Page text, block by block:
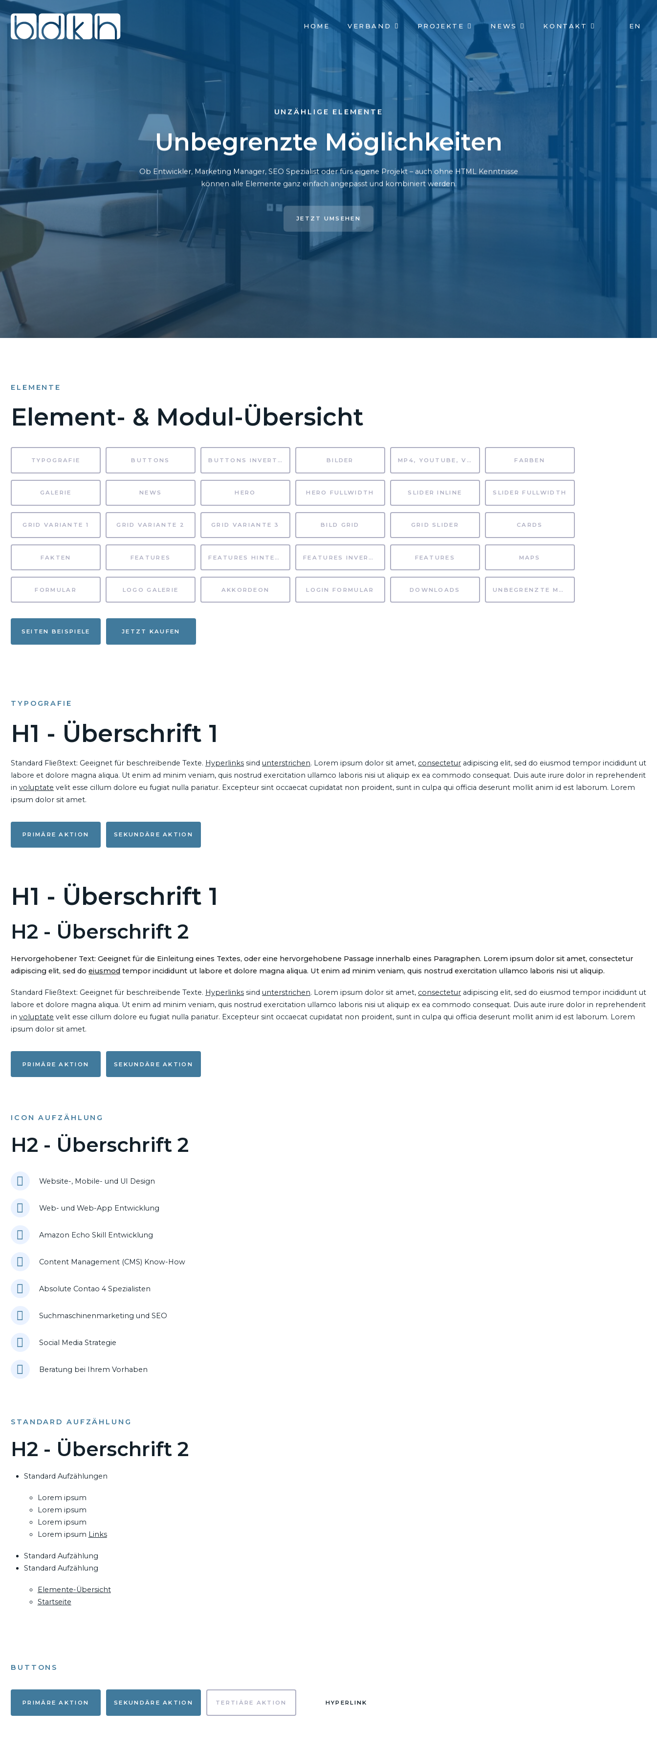
NAVIGATION
ÜBERSPRINGEN
HOME VERBAND PROJEKTE NEWS KONTAKT EN
UNZÄHLIGE ELEMENTE
Unbegrenzte Möglichkeiten
Ob Entwickler, Marketing Manager, SEO Spezialist oder fürs eigene Projekt – auch ohne HTML Kenntnisse
können alle Elemente ganz einfach angepasst und kombiniert werden.
JETZT UMSEHEN
ELEMENTE
Element- & Modul-Übersicht
TYPOGRAFIE BUTTONS BUTTONS INVERTIERT BILDER MP4, YOUTUBE, VIMEO FARBEN
GALERIE NEWS HERO HERO FULLWIDTH SLIDER INLINE SLIDER FULLWIDTH
GRID VARIANTE 1 GRID VARIANTE 2 GRID VARIANTE 3 BILD GRID GRID SLIDER CARDS
FAKTEN FEATURES FEATURES HINTERGRUND FEATURES INVERTIERT FEATURES MAPS
FORMULAR LOGO GALERIE AKKORDEON LOGIN FORMULAR DOWNLOADS UNBEGRENZTE MÖGLICHKEITEN
SEITEN BEISPIELE JETZT KAUFEN
TYPOGRAFIE
H1 - Überschrift 1
Standard Fließtext: Geeignet für beschreibende Texte. Hyperlinks sind unterstrichen. Lorem ipsum dolor sit amet, consectetur adipiscing elit, sed do eiusmod tempor incididunt ut
labore et dolore magna aliqua. Ut enim ad minim veniam, quis nostrud exercitation ullamco laboris nisi ut aliquip ex ea commodo consequat. Duis aute irure dolor in reprehenderit
in voluptate velit esse cillum dolore eu fugiat nulla pariatur. Excepteur sint occaecat cupidatat non proident, sunt in culpa qui officia deserunt mollit anim id est laborum. Lorem
ipsum dolor sit amet.
PRIMÄRE AKTION SEKUNDÄRE AKTION
H1 - Überschrift 1
H2 - Überschrift 2
Hervorgehobener Text: Geeignet für die Einleitung eines Textes, oder eine hervorgehobene Passage innerhalb eines Paragraphen. Lorem ipsum dolor sit amet, consectetur
adipiscing elit, sed do eiusmod tempor incididunt ut labore et dolore magna aliqua. Ut enim ad minim veniam, quis nostrud exercitation ullamco laboris nisi ut aliquip.
Standard Fließtext: Geeignet für beschreibende Texte. Hyperlinks sind unterstrichen. Lorem ipsum dolor sit amet, consectetur adipiscing elit, sed do eiusmod tempor incididunt ut
labore et dolore magna aliqua. Ut enim ad minim veniam, quis nostrud exercitation ullamco laboris nisi ut aliquip ex ea commodo consequat. Duis aute irure dolor in reprehenderit
in voluptate velit esse cillum dolore eu fugiat nulla pariatur. Excepteur sint occaecat cupidatat non proident, sunt in culpa qui officia deserunt mollit anim id est laborum. Lorem
ipsum dolor sit amet.
PRIMÄRE AKTION SEKUNDÄRE AKTION
ICON AUFZÄHLUNG
H2 - Überschrift 2
Website-, Mobile- und UI Design
Web- und Web-App Entwicklung
Amazon Echo Skill Entwicklung
Content Management (CMS) Know-How
Absolute Contao 4 Spezialisten
Suchmaschinenmarketing und SEO
Social Media Strategie
Beratung bei Ihrem Vorhaben
STANDARD AUFZÄHLUNG
H2 - Überschrift 2
Standard Aufzählungen
Lorem ipsum
Lorem ipsum
Lorem ipsum
Lorem ipsum Links
Standard Aufzählung
Standard Aufzählung
Elemente-Übersicht
Startseite
BUTTONS
PRIMÄRE AKTION SEKUNDÄRE AKTION TERTIÄRE AKTION HYPERLINK